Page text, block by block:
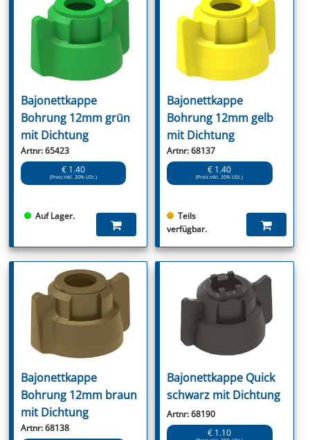
Bajonettkappe
Bohrung 12mm grün
mit Dichtung
Artnr: 65423
€ 1.40
(Preis inkl. 20% USt.)
Auf Lager.
Bajonettkappe
Bohrung 12mm gelb
mit Dichtung
Artnr: 68137
€ 1.40
(Preis inkl. 20% USt.)
Teils
verfügbar.
Bajonettkappe
Bohrung 12mm braun
mit Dichtung
Artnr: 68138
Bajonettkappe Quick
schwarz mit Dichtung
Artnr: 68190
€ 1.10